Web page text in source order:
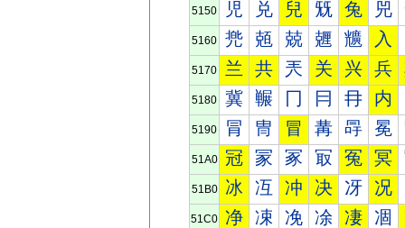
5150 児 兑 兒 兓 兔 兕
5160 兠 兡 兢 兣 兤 入
5170 兰 共 兲 关 兴 兵
5180 冀 冁 冂 冃 冄 内
5190 冐 冑 冒 冓 冔 冕
51A0 冠 冡 冢 冣 冤 冥
51B0 冰 冱 冲 决 冴 况
51C0 净 凁 凂 凃 凄 凅